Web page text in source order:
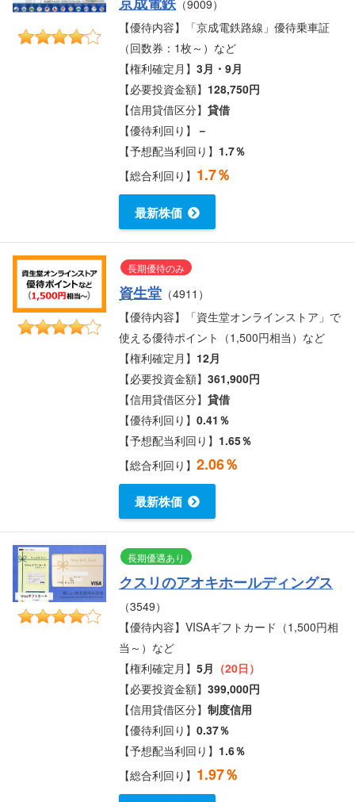
（9009）
【優待内容】「京成電鉄路線」優待乗車証
（回数券：1枚～）など
【権利確定月】3月・9月
【必要投資金額】 128,750円
【信用貸借区分】貸借
【優待利回り】 －
【予想配当利回り】 1.7％
【総合利回り】 1.7％
最新株価
長期優待のみ
資生堂 （4911）
【優待内容】「資生堂オンラインストア」で
使える優待ポイント（1,500円相当）など
【権利確定月】 12月
【必要投資金額】361,900円
【信用貸借区分】貸借
【優待利回り】0.41％
【予想配当利回り】 1.65％
【総合利回り】2.06％
最新株価
長期優遇あり
クスリのアオキホールディングス
（3549）
【優待内容】VISAギフトカード（1,500円相
当～）など
【権利確定月】5月 （20日）
【必要投資金額】399,000円
【信用貸借区分】制度信用
【優待利回り】0.37％
【予想配当利回り】 1.6％
【総合利回り】 1.97％